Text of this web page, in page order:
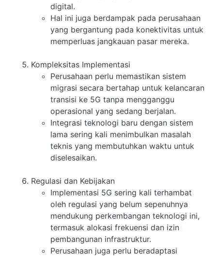
digital.
Hal ini juga berdampak pada perusahaan
yang bergantung pada konektivitas untuk
memperluas jangkauan pasar mereka.
Kompleksitas Implementasi
Perusahaan perlu memastikan sistem
migrasi secara bertahap untuk kelancaran
transisi ke 5G tanpa mengganggu
operasional yang sedang berjalan.
Integrasi teknologi baru dengan sistem
lama sering kali menimbulkan masalah
teknis yang membutuhkan waktu untuk
diselesaikan.
Regulasi dan Kebijakan
Implementasi 5G sering kali terhambat
oleh regulasi yang belum sepenuhnya
mendukung perkembangan teknologi ini,
termasuk alokasi frekuensi dan izin
pembangunan infrastruktur.
Perusahaan juga perlu beradaptasi